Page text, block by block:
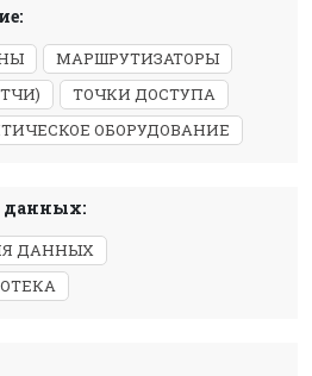
МАРШРУТИЗАТОРЫ
ТОЧКИ ДОСТУПА
ОБОРУДОВАНИЕ
данных:
ДАННЫХ